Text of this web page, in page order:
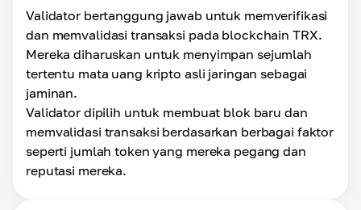
Validator bertanggung jawab untuk memverifikasi
dan memvalidasi transaksi pada blockchain TRX.
Mereka diharuskan untuk menyimpan sejumlah
tertentu mata uang kripto asli jaringan sebagai
jaminan.
Validator dipilih untuk membuat blok baru dan
memvalidasi transaksi berdasarkan berbagai faktor
seperti jumlah token yang mereka pegang dan
reputasi mereka.